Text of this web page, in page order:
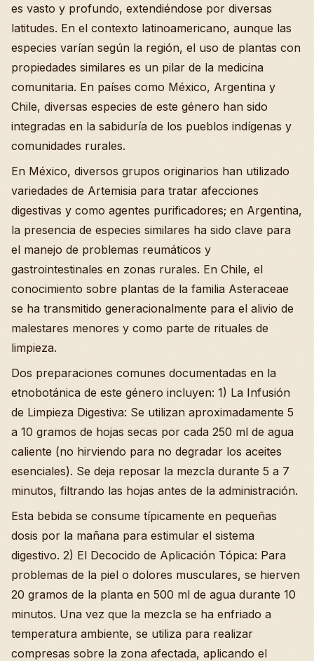
es vasto y profundo, extendiéndose por diversas
latitudes. En el contexto latinoamericano, aunque las
especies varían según la región, el uso de plantas con
propiedades similares es un pilar de la medicina
comunitaria. En países como México, Argentina y
Chile, diversas especies de este género han sido
integradas en la sabiduría de los pueblos indígenas y
comunidades rurales.
En México, diversos grupos originarios han utilizado
variedades de Artemisia para tratar afecciones
digestivas y como agentes purificadores; en Argentina,
la presencia de especies similares ha sido clave para
el manejo de problemas reumáticos y
gastrointestinales en zonas rurales. En Chile, el
conocimiento sobre plantas de la familia Asteraceae
se ha transmitido generacionalmente para el alivio de
malestares menores y como parte de rituales de
limpieza.
Dos preparaciones comunes documentadas en la
etnobotánica de este género incluyen: 1) La Infusión
de Limpieza Digestiva: Se utilizan aproximadamente 5
a 10 gramos de hojas secas por cada 250 ml de agua
caliente (no hirviendo para no degradar los aceites
esenciales). Se deja reposar la mezcla durante 5 a 7
minutos, filtrando las hojas antes de la administración.
Esta bebida se consume típicamente en pequeñas
dosis por la mañana para estimular el sistema
digestivo. 2) El Decocido de Aplicación Tópica: Para
problemas de la piel o dolores musculares, se hierven
20 gramos de la planta en 500 ml de agua durante 10
minutos. Una vez que la mezcla se ha enfriado a
temperatura ambiente, se utiliza para realizar
compresas sobre la zona afectada, aplicando el